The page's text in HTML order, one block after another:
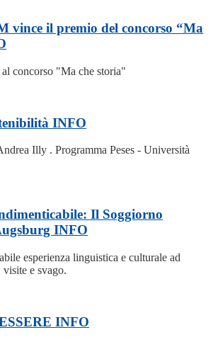
vince il premio del concorso “Ma
concorso "Ma che storia"
INFO
Illy . Programma Peses - Università
Il Soggiorno
INFO
esperienza linguistica e culturale ad
e svago.
INFO